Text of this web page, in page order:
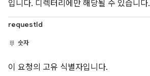
입니다. 디렉터리에만 해당될 수 있습니다.
requestId
숫자
이 요청의 고유 식별자입니다.